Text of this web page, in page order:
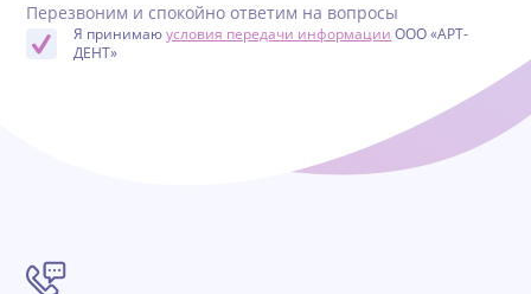
Перезвоним и спокойно ответим на вопросы
Я принимаюусловия передачи информации ООО «АРТ-
ДЕНТ»